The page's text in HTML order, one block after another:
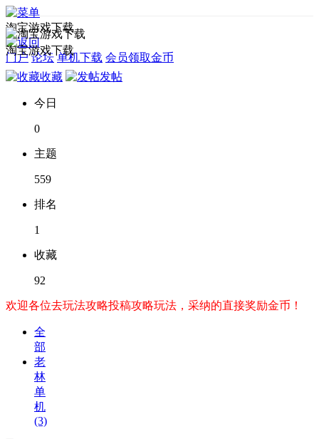
淘宝游戏下载
门户 论坛 单机下载 会员领取金币
淘宝游戏下载
收藏 发帖
今日
0
主题
559
排名
1
收藏
92
欢迎各位去玩法攻略投稿攻略玩法，采纳的直接奖励金币！
全
部
老
林
单
机
(3)